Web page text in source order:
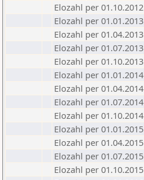
Elozahl per 01.10.2012
Elozahl per 01.01.2013
Elozahl per 01.04.2013
Elozahl per 01.07.2013
Elozahl per 01.10.2013
Elozahl per 01.01.2014
Elozahl per 01.04.2014
Elozahl per 01.07.2014
Elozahl per 01.10.2014
Elozahl per 01.01.2015
Elozahl per 01.04.2015
Elozahl per 01.07.2015
Elozahl per 01.10.2015